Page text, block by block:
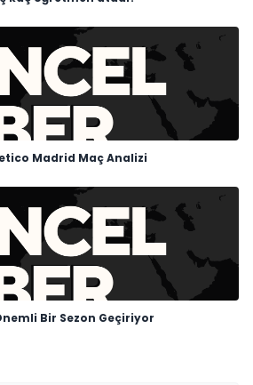
Madrid Maç Analizi
Bir Sezon Geçiriyor